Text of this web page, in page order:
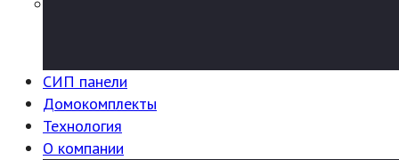
СИП панели
Домокомплекты
Технология
О компании